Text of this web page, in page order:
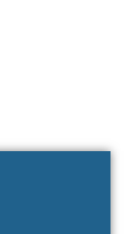
danou